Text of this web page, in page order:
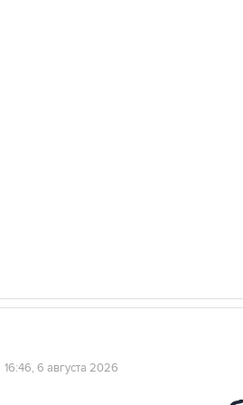
16:46, 6 августа 2026